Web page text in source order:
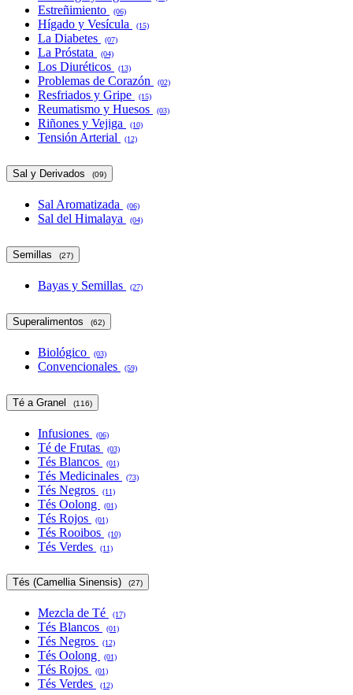
Estreñimiento (06)
Hígado y Vesícula (15)
La Diabetes (07)
La Próstata (04)
Los Diuréticos (13)
Problemas de Corazón (02)
Resfriados y Gripe (15)
Reumatismo y Huesos (03)
Riñones y Vejiga (10)
Tensión Arterial (12)
Sal y Derivados (09)
Sal Aromatizada (06)
Sal del Himalaya (04)
Semillas (27)
Bayas y Semillas (27)
Superalimentos (62)
Biológico (03)
Convencionales (59)
Té a Granel (116)
Infusiones (06)
Té de Frutas (03)
Tés Blancos (01)
Tés Medicinales (73)
Tés Negros (11)
Tés Oolong (01)
Tés Rojos (01)
Tés Rooibos (10)
Tés Verdes (11)
Tés (Camellia Sinensis) (27)
Mezcla de Té (17)
Tés Blancos (01)
Tés Negros (12)
Tés Oolong (01)
Tés Rojos (01)
Tés Verdes (12)